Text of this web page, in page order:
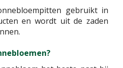
gebruikt in
en wordt uit de zaden